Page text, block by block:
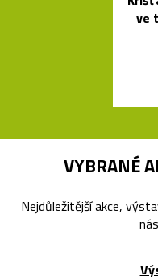
ve
VYBRANÉ
Nejdůležitější akce,